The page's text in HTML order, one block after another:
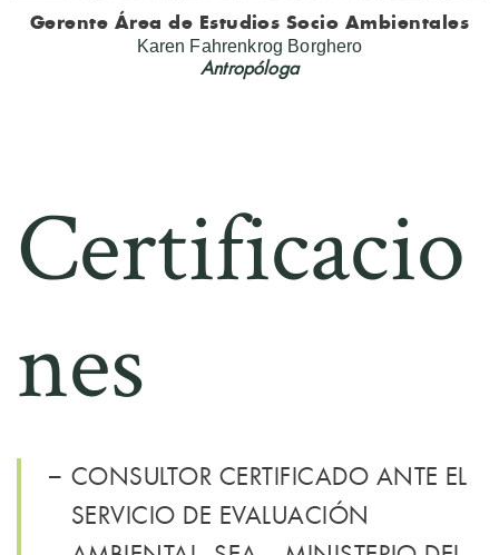
Gerente Área de Estudios Socio Ambientales
Karen Fahrenkrog Borghero
Antropóloga
Certificacio
nes
CONSULTOR CERTIFICADO ANTE EL
SERVICIO DE EVALUACIÓN